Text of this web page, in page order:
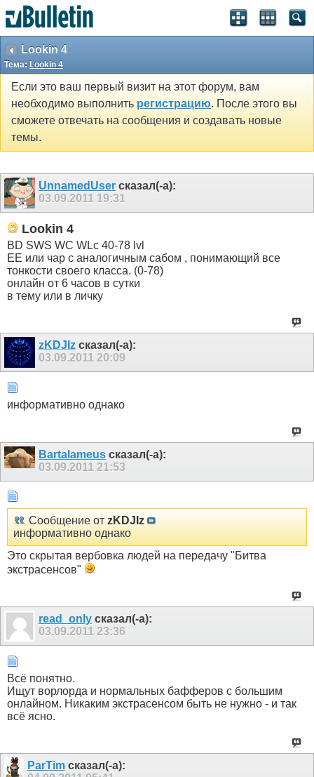
Lookin 4
Тема: Lookin 4
Если это ваш первый визит на этот форум, вам
необходимо выполнить регистрацию. После этого вы
сможете отвечать на сообщения и создавать новые
темы.
UnnamedUser сказал(-а):
03.09.2011 19:31
Lookin 4
BD SWS WC WLc 40-78 lvl
EE или чар с аналогичным сабом , понимающий все
тонкости своего класса. (0-78)
онлайн от 6 часов в сутки
в тему или в личку
zKDJIz сказал(-а):
03.09.2011 20:09
информативно однако
Bartalameus сказал(-а):
03.09.2011 21:53
Сообщение от zKDJIz
информативно однако
Это скрытая вербовка людей на передачу "Битва
экстрасенсов"
read_only сказал(-а):
03.09.2011 23:36
Всё понятно.
Ищут ворлорда и нормальных бафферов с большим
онлайном. Никаким экстрасенсом быть не нужно - и так
всё ясно.
ParTimсказал(-а):